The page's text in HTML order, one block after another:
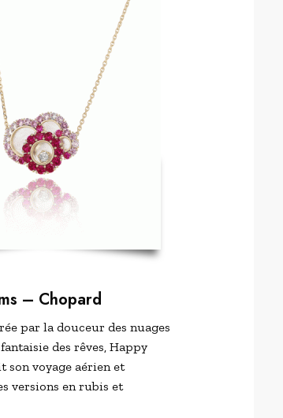
– Chopard
par la douceur des nuages
des rêves, Happy
son voyage aérien et
versions en rubis et